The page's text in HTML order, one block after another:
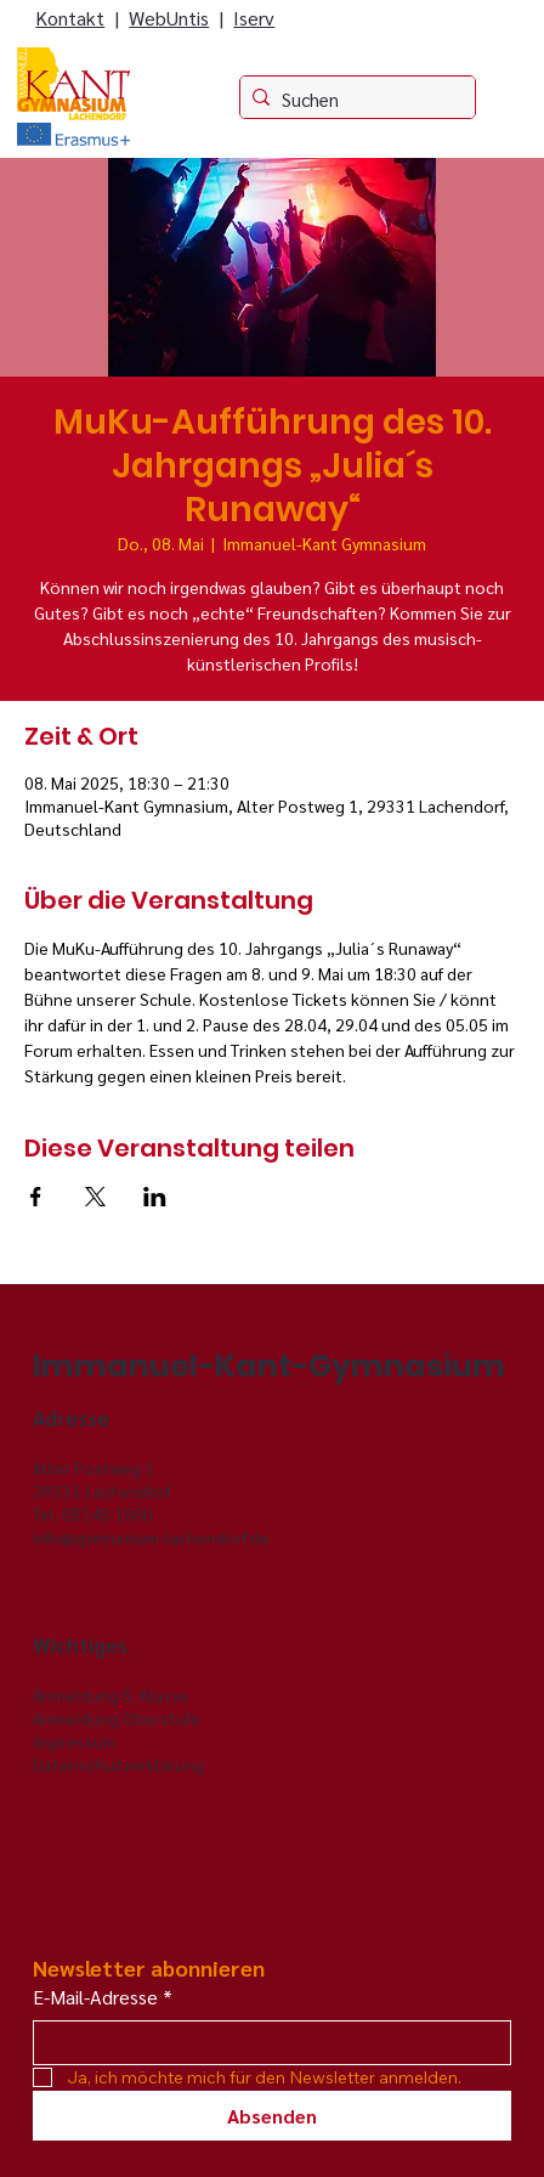
Kontakt |WebUntis | Iserv
MuKu-Aufführung des 10.
Jahrgangs „Julia´s
Runaway“
Do., 08. Mai
  |
Immanuel-Kant Gymnasium
Können wir noch irgendwas glauben? Gibt es überhaupt noch
Gutes? Gibt es noch „echte“ Freundschaften? Kommen Sie zur
Abschlussinszenierung des 10. Jahrgangs des musisch-
künstlerischen Profils!
Zeit & Ort
08. Mai 2025, 18:30 – 21:30
Immanuel-Kant Gymnasium, Alter Postweg 1, 29331 Lachendorf,
Deutschland
Über die Veranstaltung
Die MuKu-Aufführung des 10. Jahrgangs „Julia´s Runaway“
beantwortet diese Fragen am 8. und 9. Mai um 18:30 auf der
Bühne unserer Schule. Kostenlose Tickets können Sie / könnt
ihr dafür in der 1. und 2. Pause des 28.04, 29.04 und des 05.05 im
Forum erhalten. Essen und Trinken stehen bei der Aufführung zur
Stärkung gegen einen kleinen Preis bereit.
Diese Veranstaltung teilen
Immanuel-Kant-Gymnasium
Adresse
Alter Postweg 1
29331 Lachendorf
Tel. 05145 1000
info@gymnasium-lachendorf.de
Wichtiges
Anmeldung 5. Klasse
Anmeldung Oberstufe
Impressum
Datenschutzerklärung
Newsletter abonnieren
E-Mail-Adresse *
Ja, ich möchte mich für den Newsletter anmelden.
Absenden